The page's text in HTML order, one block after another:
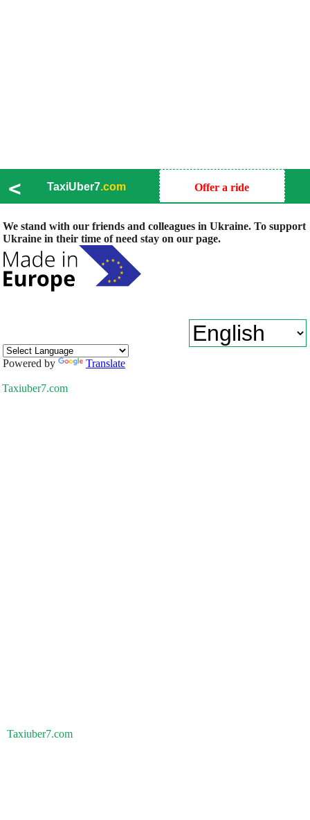
< TaxiUber7.com Offer a ride
We stand with our friends and colleagues in Ukraine. To support
Ukraine in their time of need stay on our page.
Powered by Translate
Taxiuber7.com
Taxiuber7.com